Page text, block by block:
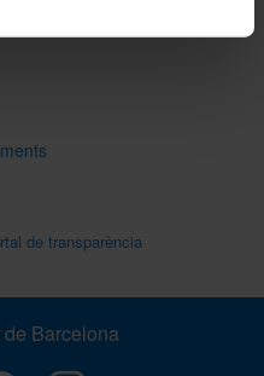
de transparència
Barcelona